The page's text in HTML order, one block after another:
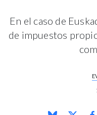
En el caso de
de impuestos